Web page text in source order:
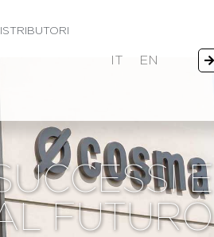
IT EN
E
FUTURO